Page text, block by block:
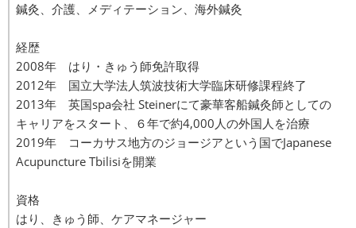
鍼灸、介護、メディテーション、海外鍼灸
経歴
2008年 はり・きゅう師免許取得
2012年 国立大学法人筑波技術大学臨床研修課程終了
2013年 英国spa会社 Steinerにて豪華客船鍼灸師としての
キャリアをスタート、６年で約4,000人の外国人を治療
2019年 コーカサス地方のジョージアという国でJapanese
Acupuncture Tbilisiを開業
資格
はり、きゅう師、ケアマネージャー